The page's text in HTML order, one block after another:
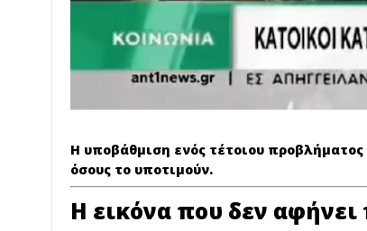
Η υποβάθμιση ενός τέτοιου προβλήματος
όσους το υποτιμούν.
Η εικόνα που δεν